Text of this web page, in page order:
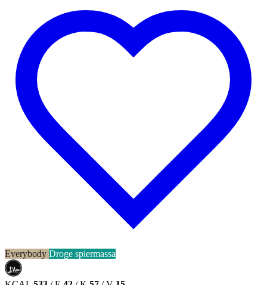
Everybody Droge spiermassa
حلال
HALAL